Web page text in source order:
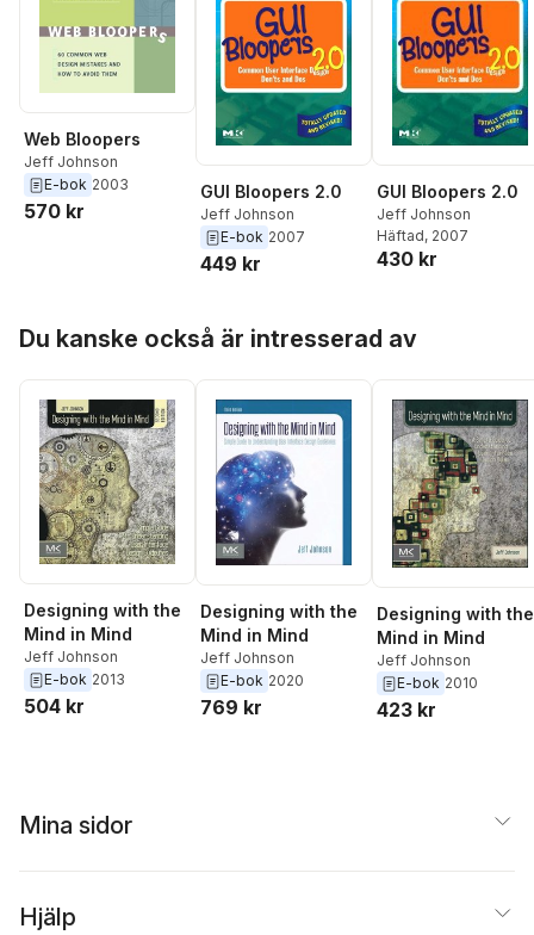
Web Bloopers
Jeff Johnson
E-bok 2003
570 kr
GUI Bloopers 2.0
Jeff Johnson
E-bok 2007
449 kr
GUI Bloopers 2.0
Jeff Johnson
Häftad, 2007
430 kr
Du kanske också är intresserad av
Designing with the
Mind in Mind
Jeff Johnson
E-bok 2013
504 kr
Designing with the
Mind in Mind
Jeff Johnson
E-bok 2020
769 kr
Designing with the
Mind in Mind
Jeff Johnson
E-bok 2010
423 kr
Mina sidor
Hjälp